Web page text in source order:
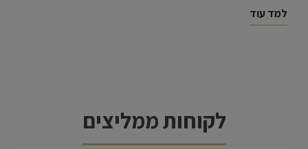
למד עוד
לקוחות ממליצים